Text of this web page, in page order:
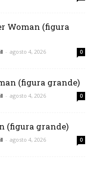
Woman (figura
- agosto 4, 2026 0
(figura grande)
- agosto 4, 2026 0
(figura grande)
- agosto 4, 2026 0